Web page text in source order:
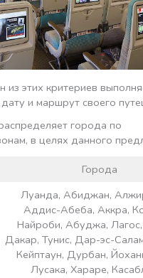
из этих критериев
и маршрут своего
города по
в целях данного
Города
Луанда, Абиджан,
Аддис-Абеба, Аккра,
Найроби, Абуджа,
Дакар, Тунис, Дар-эс-
Кейптаун, Дурбан,
Лусака, Хараре,